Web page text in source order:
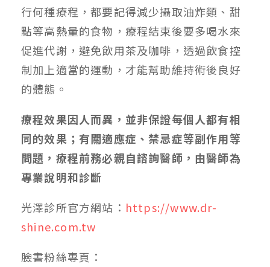
行何種療程，都要記得減少攝取油炸類、甜
點等高熱量的食物，療程結束後要多喝水來
促進代謝，避免飲用茶及咖啡，透過飲食控
制加上適當的運動，才能幫助維持術後良好
的體態。
療程效果因人而異，並非保證每個人都有相
同的效果； 有關適應症、禁忌症等副作用等
問題，療程前務必親自諮詢醫師，由醫師為
專業說明和診斷
光澤診所官方網站： https://www.dr-
shine.com.tw
臉書粉絲專頁：